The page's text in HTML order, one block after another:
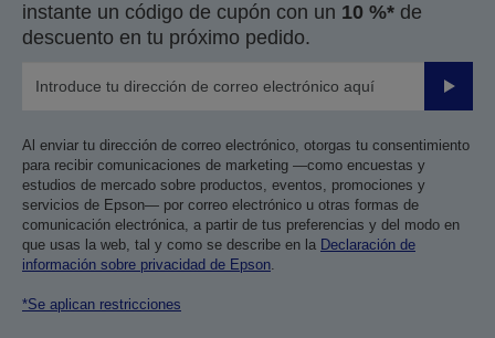
instante un código de cupón con un 10 %* de
descuento en tu próximo pedido.
Enviar
Al enviar tu dirección de correo electrónico, otorgas tu consentimiento
para recibir comunicaciones de marketing —como encuestas y
estudios de mercado sobre productos, eventos, promociones y
servicios de Epson— por correo electrónico u otras formas de
comunicación electrónica, a partir de tus preferencias y del modo en
que usas la web, tal y como se describe en la Declaración de
información sobre privacidad de Epson.
*Se aplican restricciones